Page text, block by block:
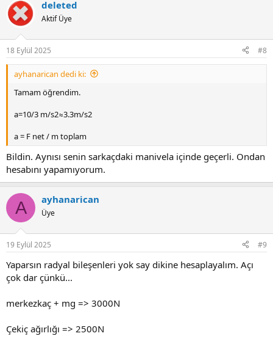
c
i
s
:
deleted
Aktif Üye
18 Eylül 2025 #8
ayhanarican dedi ki:
Tamam öğrendim.
a=10/3 m/s2≈3.3m/s2
a = F net / m toplam
Bildin. Aynısı senin sarkaçdaki manivela içinde geçerli. Ondan
hesabını yapamıyorum.
A ayhanarican
Üye
19 Eylül 2025 #9
Yaparsın radyal bileşenleri yok say dikine hesaplayalım. Açı
çok dar çünkü...
merkezkaç + mg => 3000N
Çekiç ağırlığı => 2500N